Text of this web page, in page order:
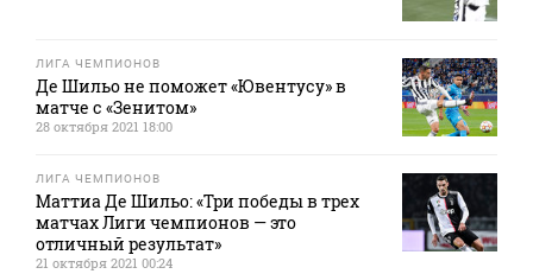
ЛИГА ЧЕМПИОНОВ
Де Шильо не поможет «Ювентусу» в
матче с «Зенитом»
28 октября 2021 18:00
ЛИГА ЧЕМПИОНОВ
Маттиа Де Шильо: «Три победы в трех
матчах Лиги чемпионов — это
отличный результат»
21 октября 2021 00:24